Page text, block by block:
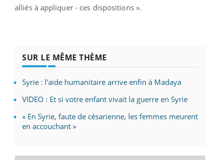
alliés à appliquer - ces dispositions ».
SUR LE MÊME THÈME
Syrie : l'aide humanitaire arrive enfin à Madaya
VIDEO : Et si votre enfant vivait la guerre en Syrie
« En Syrie, faute de césarienne, les femmes meurent
en accouchant »